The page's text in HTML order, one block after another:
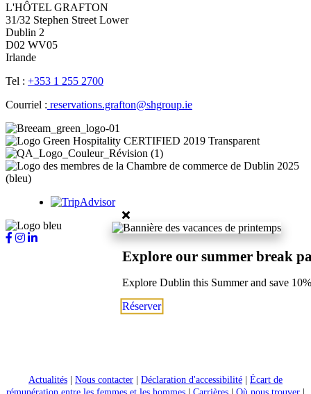
L'HÔTEL GRAFTON
31/32 Stephen Street Lower
Dublin 2
D02 WV05
Irlande
Tel : +353 1 255 2700
Courriel : reservations.grafton@shgroup.ie
Explore our summer break
Explore Dublin this Summer and save
Réserver
Actualités Nous contacter Déclaration d'accessibilité
Écart de